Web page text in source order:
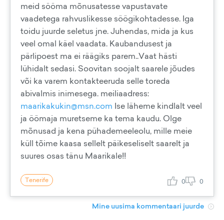
meid sööma mõnusatesse vapustavate
vaadetega rahvuslikesse söögikohtadesse. Iga
toidu juurde seletus jne. Juhendas, mida ja kus
veel omal käel vaadata. Kaubandusest ja
pärlipoest ma ei räägiks parem..Vaat hästi
lühidalt sedasi. Soovitan soojalt saarele jõudes
või ka varem kontakteeruda selle toreda
abivalmis inimesega. meiliaadress:
maarikakukin@msn.com Ise läheme kindlalt veel
ja öömaja muretseme ka tema kaudu. Olge
mõnusad ja kena pühademeeleolu, mille meie
küll tõime kaasa sellelt päikeseliselt saarelt ja
suures osas tänu Maarikale!!
Tenerife 0 0
Mine uusima kommentaari juurde